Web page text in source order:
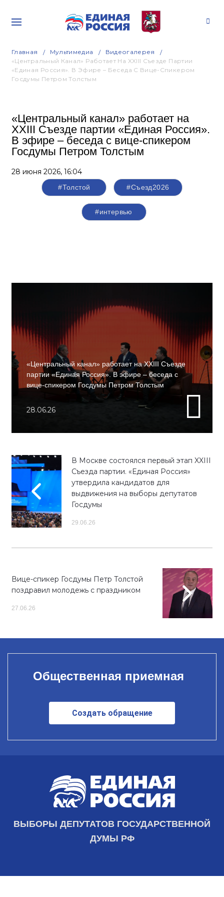
Главная Мультимедиа
Видеогалерея
«Центральный Канал» Работает На XXIII Съезде Партии
«Единая Россия». В Эфире – Беседа С Вице-Спикером
Госдумы Петром Толстым
«Центральный канал» работает на
XXIII Съезде партии «Единая Россия».
В эфире – беседа с вице-спикером
Госдумы Петром Толстым
28 июня 2026, 16:04
#Толстой #Съезд2026
#интервью
«Центральный канал» работает на XXIII Съезде
партии «Единая Россия». В эфире – беседа с
вице-спикером Госдумы Петром Толстым
28.06.26
В Москве состоялся первый этап XXIII
Съезда партии. «Единая Россия»
утвердила кандидатов для
выдвижения на выборы депутатов
Госдумы
29.06.26
Вице-спикер Госдумы Петр Толстой
поздравил молодежь с праздником
27.06.26
Общественная приемная
Создать обращение
ВЫБОРЫ ДЕПУТАТОВ ГОСУДАРСТВЕННОЙ
ДУМЫ РФ